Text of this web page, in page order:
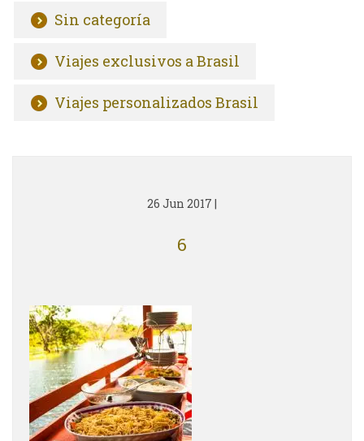
Sin categoría
Viajes exclusivos a Brasil
Viajes personalizados Brasil
26 Jun 2017 |
6